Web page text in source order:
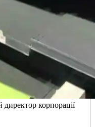
директор корпорації